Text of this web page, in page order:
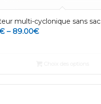
multi-cyclonique sans sac
– 89.00€